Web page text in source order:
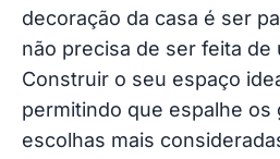
decoração da casa é ser
não precisa de ser feita de
Construir o seu espaço
permitindo que espalhe os
escolhas mais